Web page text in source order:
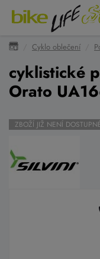
Cyklo oblečení
cyklistické
Orato
ZBOŽÍ JIŽ NENÍ